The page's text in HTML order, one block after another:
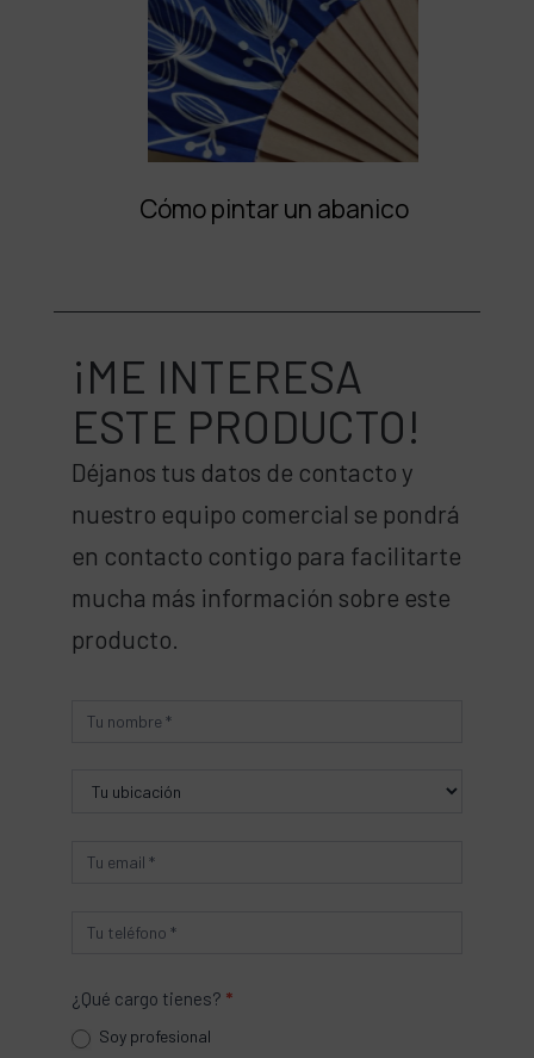
Cómo pintar un abanico
¡ME INTERESA
ESTE PRODUCTO!
Déjanos tus datos de contacto y
nuestro equipo comercial se pondrá
en contacto contigo para facilitarte
mucha más información sobre este
producto.
Producto
¿Qué cargo tienes? *
Soy profesional